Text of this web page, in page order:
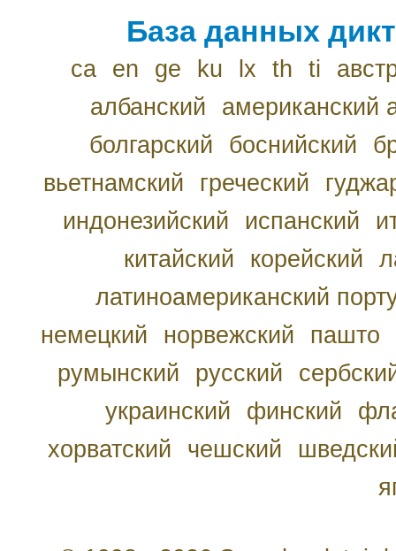
База данных
ca en ge ku lx th ti
албанский
американский
болгарский
боснийский
вьетнамский
греческий
индонезийский
испанский
китайский
корейский
латиноамериканский
немецкий
норвежский
пашто
румынский
русский
украинский
финский
хорватский
чешский